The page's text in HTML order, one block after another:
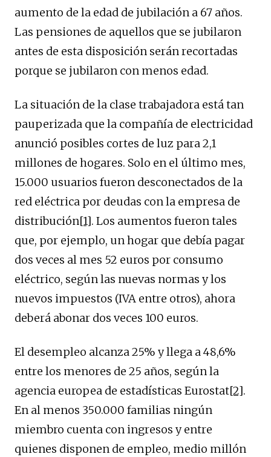
aumento de la edad de jubilación a 67 años.
Las pensiones de aquellos que se jubilaron
antes de esta disposición serán recortadas
porque se jubilaron con menos edad.
La situación de la clase trabajadora está tan
pauperizada que la compañía de electricidad
anunció posibles cortes de luz para 2,1
millones de hogares. Solo en el último mes,
15.000 usuarios fueron desconectados de la
red eléctrica por deudas con la empresa de
distribución[1]. Los aumentos fueron tales
que, por ejemplo, un hogar que debía pagar
dos veces al mes 52 euros por consumo
eléctrico, según las nuevas normas y los
nuevos impuestos (IVA entre otros), ahora
deberá abonar dos veces 100 euros.
El desempleo alcanza 25% y llega a 48,6%
entre los menores de 25 años, según la
agencia europea de estadísticas Eurostat[2].
En al menos 350.000 familias ningún
miembro cuenta con ingresos y entre
quienes disponen de empleo, medio millón